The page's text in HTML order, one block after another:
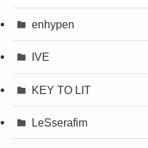
enhypen
IVE
KEY TO LIT
LeSserafim